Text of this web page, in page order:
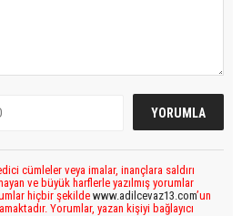
cümleler veya imalar, inançlara saldırı
ve büyük harflerle yazılmış yorumlar
hiçbir şekilde www.adilcevaz13.com’un
Yorumlar, yazan kişiyi bağlayıcı